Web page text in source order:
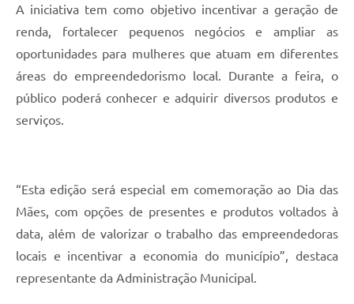
A iniciativa tem como objetivo incentivar a geração de
renda, fortalecer pequenos negócios e ampliar as
oportunidades para mulheres que atuam em diferentes
áreas do empreendedorismo local. Durante a feira, o
público poderá conhecer e adquirir diversos produtos e
serviços.
“Esta edição será especial em comemoração ao Dia das
Mães, com opções de presentes e produtos voltados à
data, além de valorizar o trabalho das empreendedoras
locais e incentivar a economia do município”, destaca
representante da Administração Municipal.